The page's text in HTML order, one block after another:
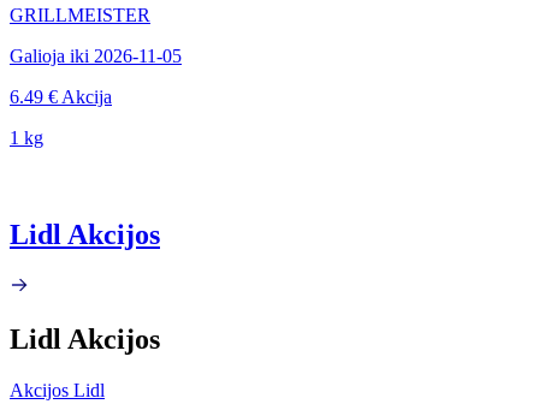
GRILLMEISTER
Galioja iki 2026-11-05
6.49 € Akcija
1 kg
Lidl Akcijos
Lidl Akcijos
Akcijos Lidl